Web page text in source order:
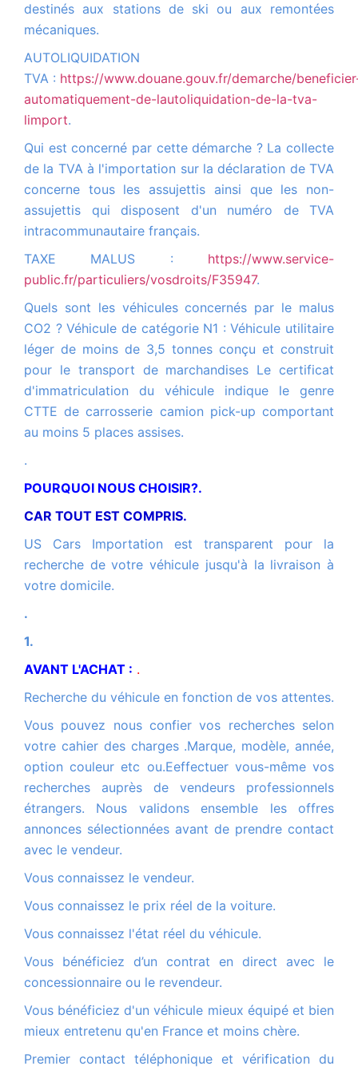
destinés aux stations de ski ou aux remontées
mécaniques.
AUTOLIQUIDATION
TVA : https://www.douane.gouv.fr/demarche/
automatiquement-de-lautoliquidation-de-la-tva-
limport.
Qui est concerné par cette démarche ? La collecte
de la TVA à l'importation sur la déclaration de TVA
concerne tous les assujettis ainsi que les non-
assujettis qui disposent d'un numéro de TVA
intracommunautaire français.
TAXE MALUS : https://www.service-
public.fr/particuliers/vosdroits/F35947.
Quels sont les véhicules concernés par le malus
CO2 ? Véhicule de catégorie N1 : Véhicule utilitaire
léger de moins de 3,5 tonnes conçu et construit
pour le transport de marchandises Le certificat
d'immatriculation du véhicule indique le genre
CTTE de carrosserie camion pick-up comportant
au moins 5 places assises.
.
POURQUOI NOUS CHOISIR?.
CAR TOUT EST COMPRIS.
US Cars Importation est transparent pour la
recherche de votre véhicule jusqu'à la livraison à
votre domicile.
.
1.
AVANT L'ACHAT : .
Recherche du véhicule en fonction de vos attentes.
Vous pouvez nous confier vos recherches selon
votre cahier des charges .Marque, modèle, année,
option couleur etc ou.Eeffectuer vous-même vos
recherches auprès de vendeurs professionnels
étrangers. Nous validons ensemble les offres
annonces sélectionnées avant de prendre contact
avec le vendeur.
Vous connaissez le vendeur.
Vous connaissez le prix réel de la voiture.
Vous connaissez l'état réel du véhicule.
Vous bénéficiez d’un contrat en direct avec le
concessionnaire ou le revendeur.
Vous bénéficiez d'un véhicule mieux équipé et bien
mieux entretenu qu'en France et moins chère.
Premier contact téléphonique et vérification du